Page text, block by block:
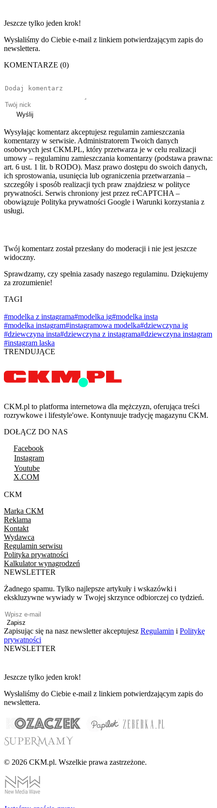
Jeszcze tylko jeden krok!
Wysłaliśmy do Ciebie e-mail z linkiem potwierdzającym zapis do
newslettera.
KOMENTARZE (0)
Wyślij
Wysyłając komentarz akceptujesz regulamin zamieszczania
komentarzy w serwisie. Administratorem Twoich danych
osobowych jest CKM.PL, który przetwarza je w celu realizacji
umowy – regulaminu zamieszczania komentarzy (podstawa prawna:
art. 6 ust. 1 lit. b RODO). Masz prawo dostępu do swoich danych,
ich sprostowania, usunięcia lub ograniczenia przetwarzania –
szczegóły i sposób realizacji tych praw znajdziesz w polityce
prywatności. Serwis chroniony jest przez reCAPTCHA –
obowiązuje Polityka prywatności Google i Warunki korzystania z
usługi.
Twój komentarz został przesłany do moderacji i nie jest jeszcze
widoczny.
Sprawdzamy, czy spełnia zasady naszego regulaminu. Dziękujemy
za zrozumienie!
TAGI
#modelka z instagrama#modelka ig#modelka insta
#modelka instagram#instagramowa modelka#dziewczyna ig
#dziewczyna insta#dziewczyna z instagrama#dziewczyna instagram
#instagram laska
TRENDUJĄCE
CKM.pl to platforma internetowa dla mężczyzn, oferująca treści
rozrywkowe i lifestyle'owe. Kontynuuje tradycję magazynu CKM.
DOŁĄCZ DO NAS
Facebook
Instagram
Youtube
X.COM
CKM
Marka CKM
Reklama
Kontakt
Wydawca
Regulamin serwisu
Polityka prywatności
Kalkulator wynagrodzeń
NEWSLETTER
Żadnego spamu. Tylko najlepsze artykuły i wskazówki i
ekskluzywne wywiady w Twojej skrzynce odbiorczej co tydzień.
Zapisz
Zapisując się na nasz newsletter akceptujesz Regulamin i Politykę
prywatności
NEWSLETTER
Jeszcze tylko jeden krok!
Wysłaliśmy do Ciebie e-mail z linkiem potwierdzającym zapis do
newslettera.
© 2026 CKM.pl. Wszelkie prawa zastrzeżone.